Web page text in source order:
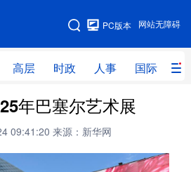
网站无障碍
PC版本
高层 时政 人事 国际 财
网站地图
时政
网评
库 教育
年巴塞尔艺术展
09:41:20 来源：新华网